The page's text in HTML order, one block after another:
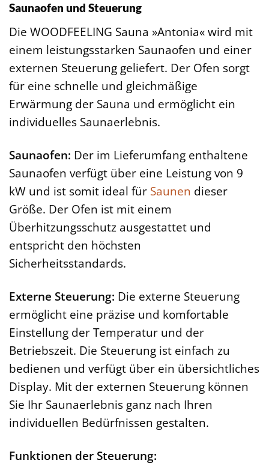
Saunaofen und Steuerung
Die WOODFEELING Sauna »Antonia« wird mit
einem leistungsstarken Saunaofen und einer
externen Steuerung geliefert. Der Ofen sorgt
für eine schnelle und gleichmäßige
Erwärmung der Sauna und ermöglicht ein
individuelles Saunaerlebnis.
Saunaofen: Der im Lieferumfang enthaltene
Saunaofen verfügt über eine Leistung von 9
kW und ist somit ideal für Saunen dieser
Größe. Der Ofen ist mit einem
Überhitzungsschutz ausgestattet und
entspricht den höchsten
Sicherheitsstandards.
Externe Steuerung: Die externe Steuerung
ermöglicht eine präzise und komfortable
Einstellung der Temperatur und der
Betriebszeit. Die Steuerung ist einfach zu
bedienen und verfügt über ein übersichtliches
Display. Mit der externen Steuerung können
Sie Ihr Saunaerlebnis ganz nach Ihren
individuellen Bedürfnissen gestalten.
Funktionen der Steuerung: